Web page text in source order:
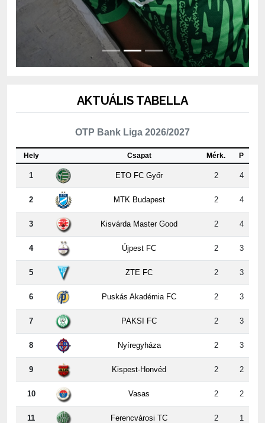
AKTUÁLIS TABELLA
OTP Bank Liga 2026/2027
Hely Csapat Mérk. P
1 ETO FC Győr 2 4
2 MTK Budapest 2 4
3 Kisvárda Master Good 2 4
4 Újpest FC 2 3
5 ZTE FC 2 3
6 Puskás Akadémia FC 2 3
7 PAKSI FC 2 3
8 Nyíregyháza 2 3
9 Kispest-Honvéd 2 2
10 Vasas 2 2
11 Ferencvárosi TC 2 1